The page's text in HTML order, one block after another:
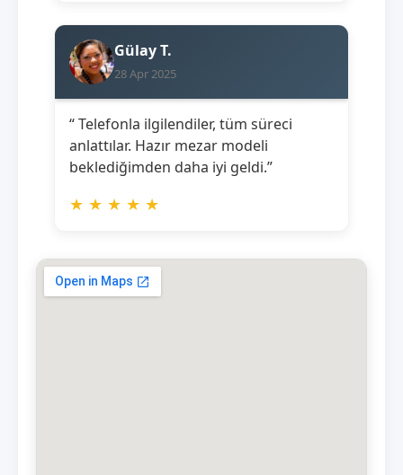
Gülay T.
28 Apr 2025
“ Telefonla ilgilendiler, tüm süreci
anlattılar. Hazır mezar modeli
beklediğimden daha iyi geldi.”
★ ★ ★ ★ ★